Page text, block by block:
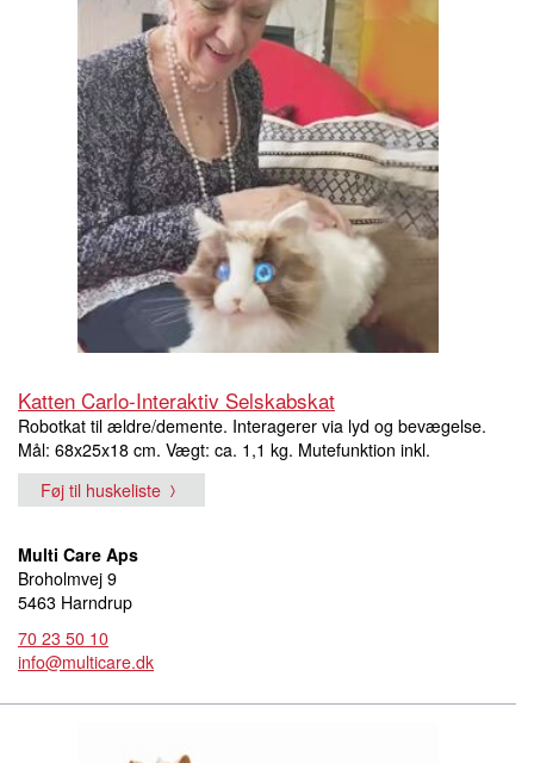
Katten Carlo-Interaktiv Selskabskat
Robotkat til ældre/demente. Interagerer via lyd og bevægelse.
Mål: 68x25x18 cm. Vægt: ca. 1,1 kg. Mutefunktion inkl.
Føj til huskeliste
Multi Care Aps
Broholmvej 9
5463 Harndrup
70 23 50 10
info@multicare.dk